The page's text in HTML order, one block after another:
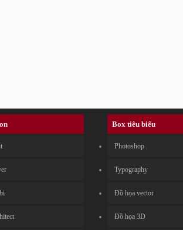
Box tiêu biểu
Photoshop
Typography
Đồ họa vector
Đồ họa 3D